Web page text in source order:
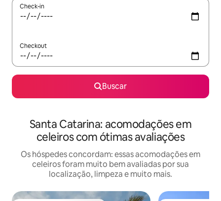
Check-in
Checkout
Buscar
Santa Catarina: acomodações em
celeiros com ótimas avaliações
Os hóspedes concordam: essas acomodações em
celeiros foram muito bem avaliadas por sua
localização, limpeza e muito mais.